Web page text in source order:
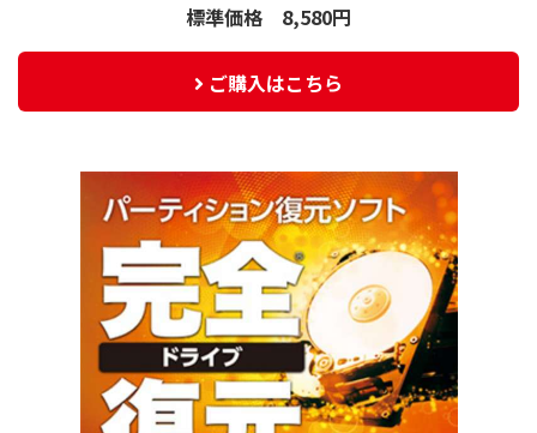
標準価格 8,580円
ご購入はこちら